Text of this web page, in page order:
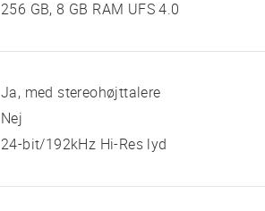
256 GB, 8 GB RAM UFS 4.0
Ja, med stereohøjttalere
Nej
24-bit/192kHz Hi-Res lyd